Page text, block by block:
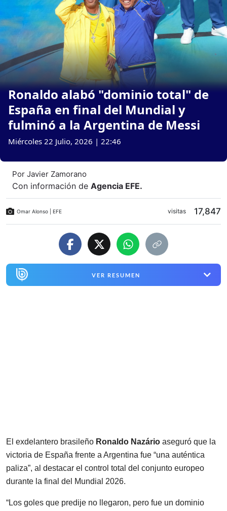
Ronaldo alabó "dominio total" de
España en final del Mundial y
fulminó a la Argentina de Messi
Miércoles 22 Julio, 2026 | 22:46
Por Javier Zamorano
Con información de Agencia EFE.
Omar Alonso | EFE visitas 17,847
VER RESUMEN
El exdelantero brasileño Ronaldo Nazário aseguró que la
victoria de España frente a Argentina fue “una auténtica
paliza”, al destacar el control total del conjunto europeo
durante la final del Mundial 2026.
“Los goles que predije no llegaron, pero fue un dominio